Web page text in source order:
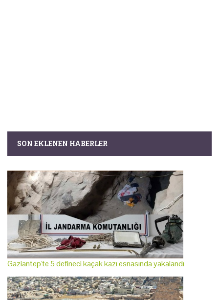
SON EKLENEN HABERLER
Gaziantep'te 5 defineci kaçak kazı esnasında yakalandı